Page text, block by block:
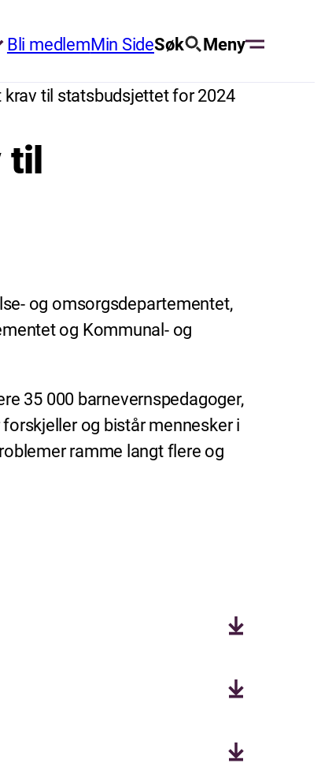
Bli medlemMin SideSøk Meny
til statsbudsjettet for 2024
til
og omsorgsdepartementet,
og Kommunal- og
35 000 barnevernspedagoger,
og bistår mennesker i
ramme langt flere og